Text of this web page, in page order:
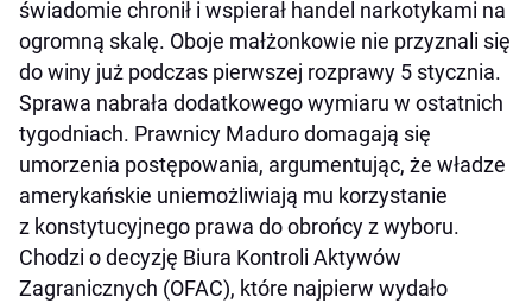
świadomie chronił i wspierał handel narkotykami na
ogromną skalę. Oboje małżonkowie nie przyznali się
do winy już podczas pierwszej rozprawy 5 stycznia.
Sprawa nabrała dodatkowego wymiaru w ostatnich
tygodniach. Prawnicy Maduro domagają się
umorzenia postępowania, argumentując, że władze
amerykańskie uniemożliwiają mu korzystanie
z konstytucyjnego prawa do obrońcy z wyboru.
Chodzi o decyzję Biura Kontroli Aktywów
Zagranicznych (OFAC), które najpierw wydało